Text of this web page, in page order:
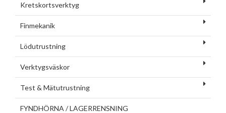
Kretskortsverktyg
Finmekanik
Lödutrustning
Verktygsväskor
Test & Mätutrustning
FYNDHÖRNA / LAGERRENSNING